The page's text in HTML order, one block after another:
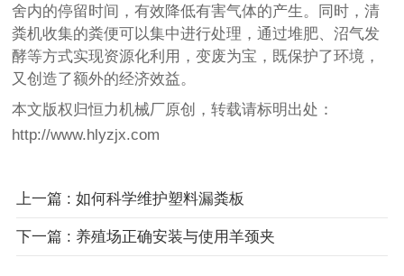
舍内的停留时间，有效降低有害气体的产生。同时，清
粪机收集的粪便可以集中进行处理，通过堆肥、沼气发
酵等方式实现资源化利用，变废为宝，既保护了环境，
又创造了额外的经济效益。
本文版权归恒力机械厂原创，转载请标明出处：
http://www.hlyzjx.com
上一篇 : 如何科学维护塑料漏粪板
下一篇 : 养殖场正确安装与使用羊颈夹